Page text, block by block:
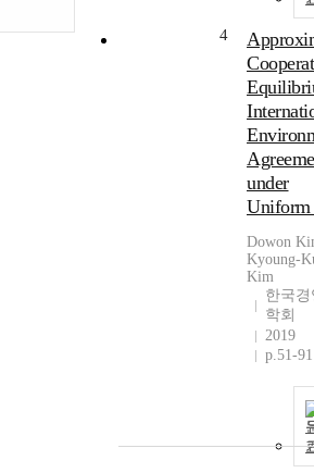
4
under
Uniform
Dowon
Kyoung-
Kim
한국
학회
2019
p.51-91